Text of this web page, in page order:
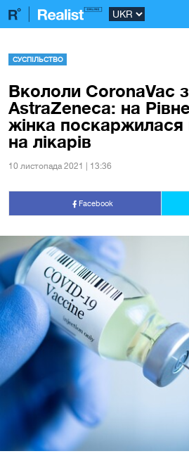
СУСПІЛЬСТВО
Вкололи CoronaVac
AstraZeneca: на
жінка поскаржилася
на лікарів
10 листопада 2021 | 13:36
Facebook